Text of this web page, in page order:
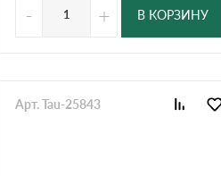
- + В КОРЗИНУ
Арт. Tau-25843